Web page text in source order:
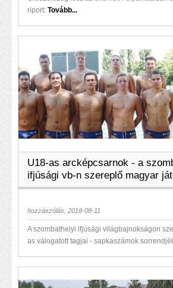
riport: Tovább...
U18-as arcképcsarnok - a
ifjúsági vb-n szereplő magyar
hozzászólás, 2018-08-11
A szombathelyi ifjúsági világbajnokságon
as válogatott tagjai - sapkaszámok